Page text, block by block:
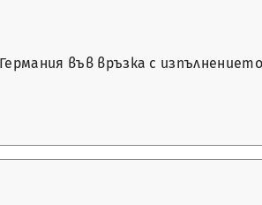
във връзка с